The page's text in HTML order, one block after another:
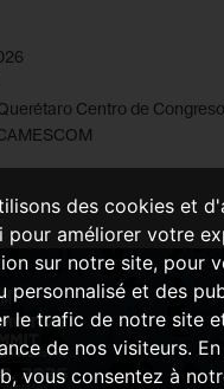
des cookies et
pour améliorer votre
sur notre site, pour
personnalisé et des
le trafic de notre site
de nos visiteurs.
vous consentez à
Centro de